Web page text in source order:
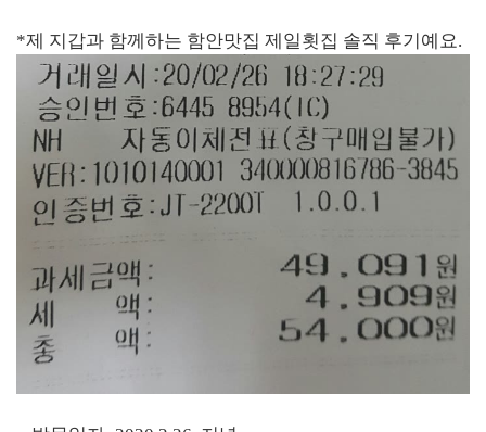
*제 지갑과 함께하는 함안맛집 제일횟집 솔직 후기예요.